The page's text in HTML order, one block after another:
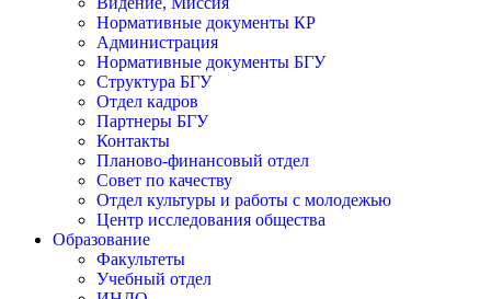
Нормативные документы КР
Администрация
Нормативные документы БГУ
Структура БГУ
Отдел кадров
Партнеры БГУ
Контакты
Планово-финансовый отдел
Совет по качеству
Отдел культуры и работы с молодежью
Центр исследования общества
Образование
Факультеты
Учебный отдел